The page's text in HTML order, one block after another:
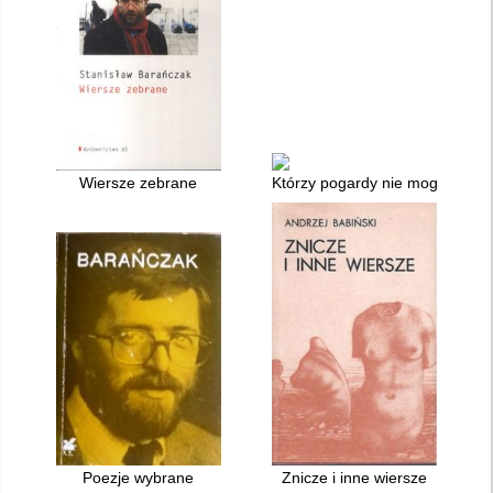
Wiersze zebrane Którzy pogardy nie mogli
Poezje wybrane Znicze i inne wiersze